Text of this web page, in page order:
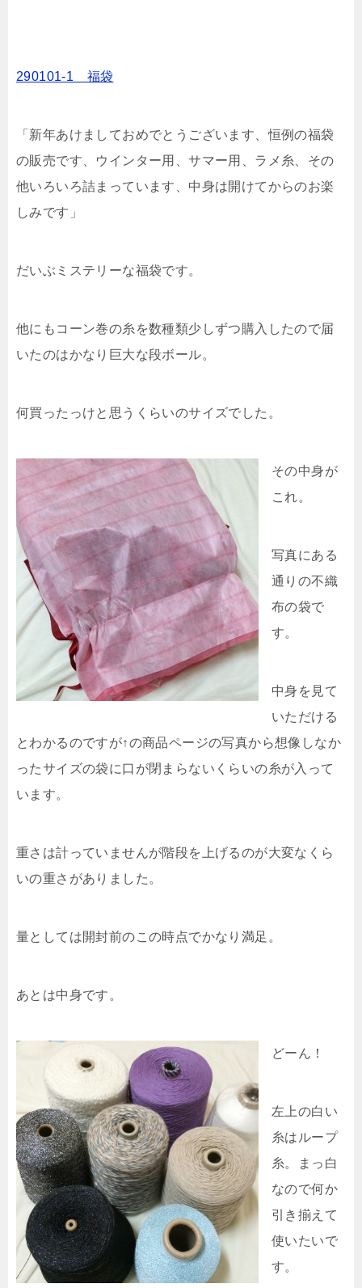
290101-1 福袋
「新年あけましておめでとうございます、恒例の福袋
の販売です、ウインター用、サマー用、ラメ糸、その
他いろいろ詰まっています、中身は開けてからのお楽
しみです」
だいぶミステリーな福袋です。
他にもコーン巻の糸を数種類少しずつ購入したので届
いたのはかなり巨大な段ボール。
何買ったっけと思うくらいのサイズでした。
その中身が
これ。
写真にある
通りの不織
布の袋で
す。
中身を見て
いただける
とわかるのですが↑の商品ページの写真から想像しなか
ったサイズの袋に口が閉まらないくらいの糸が入って
います。
重さは計っていませんが階段を上げるのが大変なくら
いの重さがありました。
量としては開封前のこの時点でかなり満足。
あとは中身です。
どーん！
左上の白い
糸はループ
糸。まっ白
なので何か
引き揃えて
使いたいで
す。